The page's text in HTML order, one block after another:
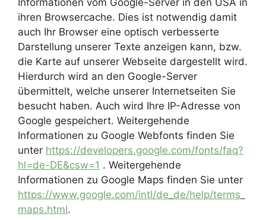
Informationen vom Google-Server in den USA in
ihren Browsercache. Dies ist notwendig damit
auch Ihr Browser eine optisch verbesserte
Darstellung unserer Texte anzeigen kann, bzw.
die Karte auf unserer Webseite dargestellt wird.
Hierdurch wird an den Google-Server
übermittelt, welche unserer Internetseiten Sie
besucht haben. Auch wird Ihre IP-Adresse von
Google gespeichert. Weitergehende
Informationen zu Google Webfonts finden Sie
unter https://developers.google.com/fonts/faq?
hl=de-DE&csw=1 . Weitergehende
Informationen zu Google Maps finden Sie unter
https://www.google.com/intl/de_de/help/terms_
maps.html.